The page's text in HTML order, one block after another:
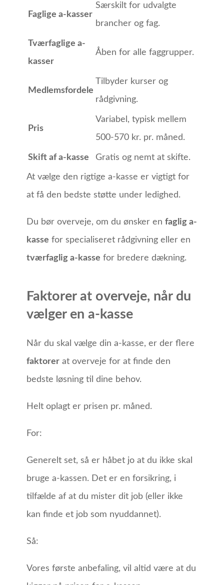
Faglige a-kasser
Særskilt for udvalgte
brancher og fag.
Tværfaglige a-
kasser
Åben for alle faggrupper.
Medlemsfordele
Tilbyder kurser og
rådgivning.
Pris
Variabel, typisk mellem
500-570 kr. pr. måned.
Skift af a-kasse Gratis og nemt at skifte.
At vælge den rigtige a-kasse er vigtigt for
at få den bedste støtte under ledighed.
Du bør overveje, om du ønsker en faglig a-
kasse for specialiseret rådgivning eller en
tværfaglig a-kasse for bredere dækning.
Faktorer at overveje, når du
vælger en a-kasse
Når du skal vælge din a-kasse, er der flere
faktorerat overveje for at finde den
bedste løsning til dine behov.
Helt oplagt er prisen pr. måned.
For:
Generelt set, så er håbet jo at du ikke skal
bruge a-kassen. Det er en forsikring, i
tilfælde af at du mister dit job (eller ikke
kan finde et job som nyuddannet).
Så:
Vores første anbefaling, vil altid være at du